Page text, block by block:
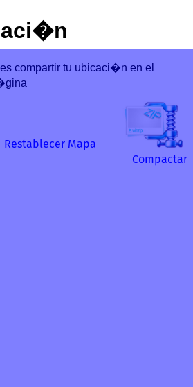
compartir tu ubicaci�n en el
Restablecer Mapa
Compactar